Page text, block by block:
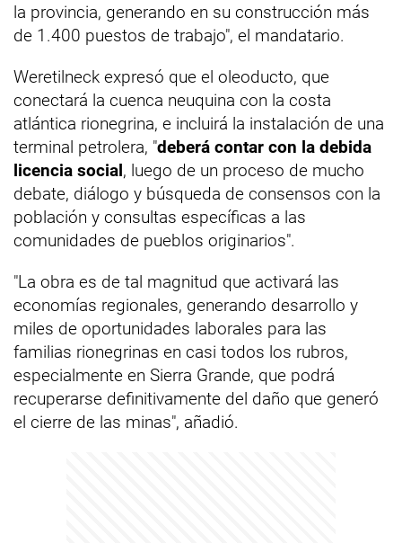
la provincia, generando en su construcción más
de 1.400 puestos de trabajo", el mandatario.
Weretilneck expresó que el oleoducto, que
conectará la cuenca neuquina con la costa
atlántica rionegrina, e incluirá la instalación de una
terminal petrolera, "deberá contar con la debida
licencia social, luego de un proceso de mucho
debate, diálogo y búsqueda de consensos con la
población y consultas específicas a las
comunidades de pueblos originarios".
"La obra es de tal magnitud que activará las
economías regionales, generando desarrollo y
miles de oportunidades laborales para las
familias rionegrinas en casi todos los rubros,
especialmente en Sierra Grande, que podrá
recuperarse definitivamente del daño que generó
el cierre de las minas", añadió.